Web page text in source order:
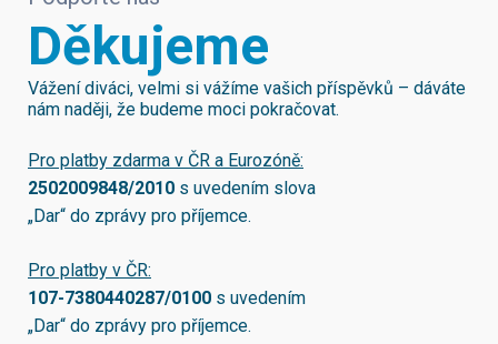
Děkujeme
Vážení diváci, velmi si vážíme vašich příspěvků – dáváte
nám naději, že budeme moci pokračovat.
Pro platby zdarma v ČR a Eurozóně:
2502009848/2010 s uvedením slova
„Dar“ do zprávy pro příjemce.
Pro platby v ČR:
107-7380440287/0100 s uvedením
„Dar“ do zprávy pro příjemce.